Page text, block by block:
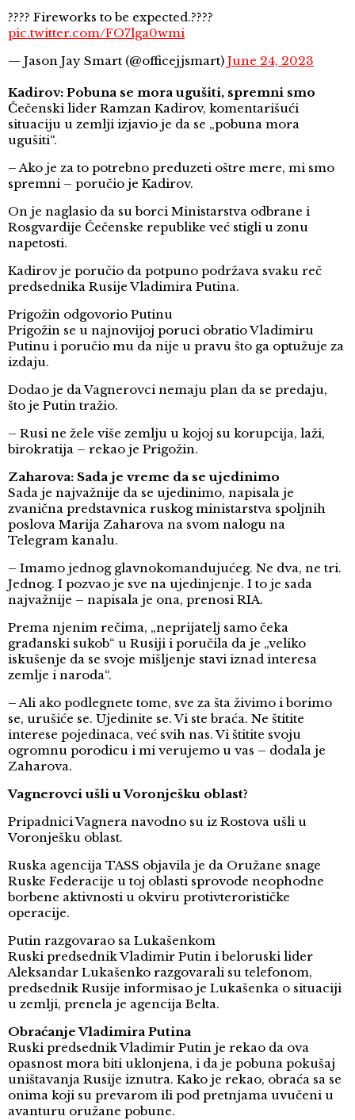
???? Fireworks to be expected.????
pic.twitter.com/FO7lga0wmi
— Jason Jay Smart (@officejjsmart) June 24, 2023
Kadirov: Pobuna se mora ugušiti, spremni smo
Čečenski lider Ramzan Kadirov, komentarišući
situaciju u zemlji izjavio je da se „pobuna mora
ugušiti“.
– Ako je za to potrebno preduzeti oštre mere, mi smo
spremni – poručio je Kadirov.
On je naglasio da su borci Ministarstva odbrane i
Rosgvardije Čečenske republike već stigli u zonu
napetosti.
Kadirov je poručio da potpuno podržava svaku reč
predsednika Rusije Vladimira Putina.
Prigožin odgovorio Putinu
Prigožin se u najnovijoj poruci obratio Vladimiru
Putinu i poručio mu da nije u pravu što ga optužuje za
izdaju.
Dodao je da Vagnerovci nemaju plan da se predaju,
što je Putin tražio.
– Rusi ne žele više zemlju u kojoj su korupcija, laži,
birokratija – rekao je Prigožin.
Zaharova: Sada je vreme da se ujedinimo
Sada je najvažnije da se ujedinimo, napisala je
zvanična predstavnica ruskog ministarstva spoljnih
poslova Marija Zaharova na svom nalogu na
Telegram kanalu.
– Imamo jednog glavnokomandujućeg. Ne dva, ne tri.
Jednog. I pozvao je sve na ujedinjenje. I to je sada
najvažnije – napisala je ona, prenosi RIA.
Prema njenim rečima, „neprijatelj samo čeka
građanski sukob“ u Rusiji i poručila da je „veliko
iskušenje da se svoje mišljenje stavi iznad interesa
zemlje i naroda“.
– Ali ako podlegnete tome, sve za šta živimo i borimo
se, urušiće se. Ujedinite se. Vi ste braća. Ne štitite
interese pojedinaca, već svih nas. Vi štitite svoju
ogromnu porodicu i mi verujemo u vas – dodala je
Zaharova.
Vagnerovci ušli u Voronješku oblast?
Pripadnici Vagnera navodno su iz Rostova ušli u
Voronješku oblast.
Ruska agencija TASS objavila je da Oružane snage
Ruske Federacije u toj oblasti sprovode neophodne
borbene aktivnosti u okviru protivterorističke
operacije.
Putin razgovarao sa Lukašenkom
Ruski predsednik Vladimir Putin i beloruski lider
Aleksandar Lukašenko razgovarali su telefonom,
predsednik Rusije informisao je Lukašenka o situaciji
u zemlji, prenela je agencija Belta.
Obraćanje Vladimira Putina
Ruski predsednik Vladimir Putin je rekao da ova
opasnost mora biti uklonjena, i da je pobuna pokušaj
uništavanja Rusije iznutra. Kako je rekao, obraća sa se
onima koji su prevarom ili pod pretnjama uvučeni u
avanturu oružane pobune.